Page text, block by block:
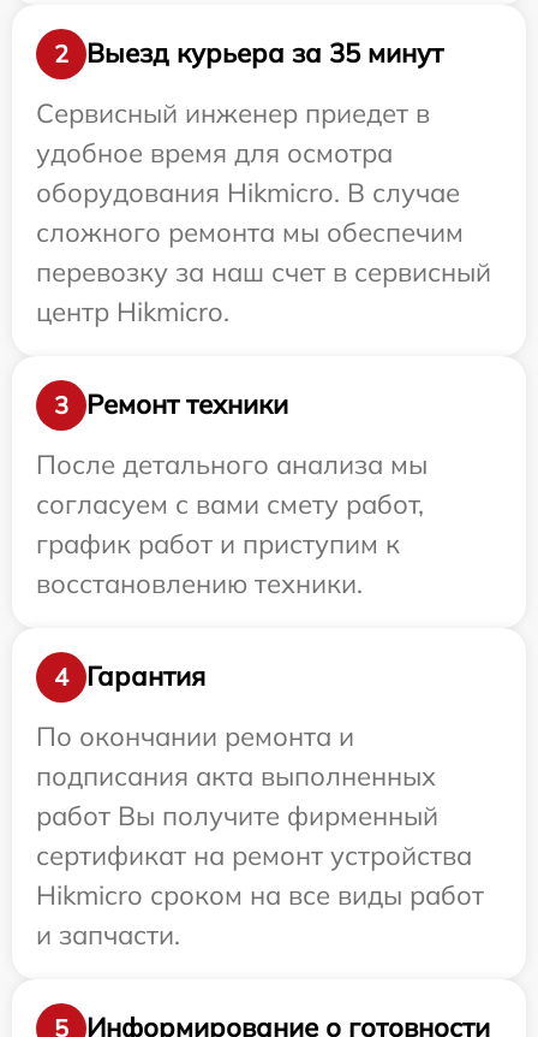
2
Выезд курьера за 35 минут
Сервисный инженер приедет в
удобное время для осмотра
оборудования Hikmicro. В случае
сложного ремонта мы обеспечим
перевозку за наш счет в сервисный
центр Hikmicro.
3
Ремонт техники
После детального анализа мы
согласуем с вами смету работ,
график работ и приступим к
восстановлению техники.
4
Гарантия
По окончании ремонта и
подписания акта выполненных
работ Вы получите фирменный
сертификат на ремонт устройства
Hikmicro сроком на все виды работ
и запчасти.
5
Информирование о готовности